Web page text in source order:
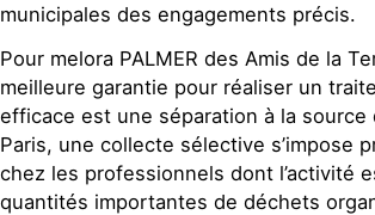
municipales des engagements précis.
Pour melora PALMER des Amis de la
meilleure garantie pour réaliser un
efficace est une séparation à la source
Paris, une collecte sélective s’impose
chez les professionnels dont l’activité
quantités importantes de déchets